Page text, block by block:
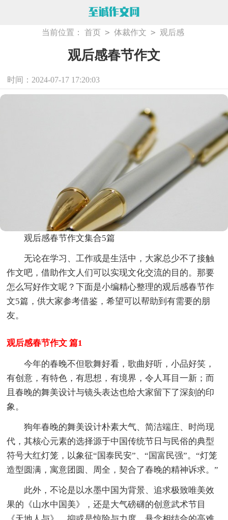
当前位置： 首页 > 体裁作文 > 观后感
观后感春节作文
时间：2024-07-17 17:20:03
观后感春节作文集合5篇
无论在学习、工作或是生活中，大家总少不了接触
作文吧，借助作文人们可以实现文化交流的目的。那要
怎么写好作文呢？下面是小编精心整理的观后感春节作
文5篇，供大家参考借鉴，希望可以帮助到有需要的朋
友。
观后感春节作文 篇1
今年的春晚不但歌舞好看，歌曲好听，小品好笑，
有创意，有特色，有思想，有境界，令人耳目一新；而
且春晚的舞美设计与镜头表达也给大家留下了深刻的印
象。
狗年春晚的舞美设计朴素大气、简洁端庄、时尚现
代，其核心元素的选择源于中国传统节日与民俗的典型
符号大红灯笼，以象征“国泰民安”、“国富民强”。“灯笼
造型圆满，寓意团圆、周全，契合了春晚的精神诉求。”
此外，不论是以水墨中国为背景、追求极致唯美效
果的《山水中国美》，还是大气磅礴的创意武术节目